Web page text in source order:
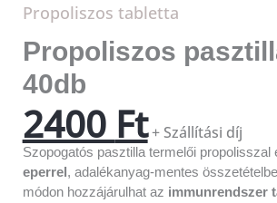
Propoliszos tabletta
Propoliszos
40db
2400 Ft+ Szállítási díj
Szopogatós pasztilla termelői propolisszal
eperrel, adalékanyag-mentes
módon hozzájárulhat az immunrendszer